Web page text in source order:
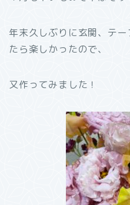
年末久しぶりに玄関、テ
たら楽しかったので、
又作ってみました！